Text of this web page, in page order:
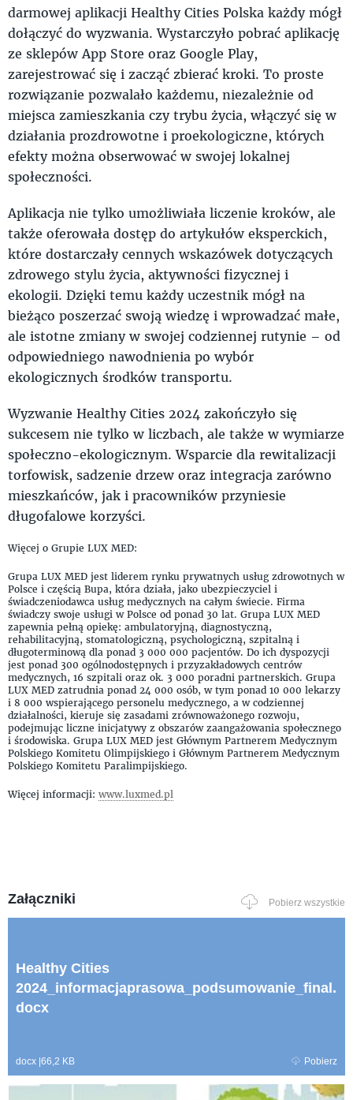
darmowej aplikacji Healthy Cities Polska każdy mógł
dołączyć do wyzwania. Wystarczyło pobrać aplikację
ze sklepów App Store oraz Google Play,
zarejestrować się i zacząć zbierać kroki. To proste
rozwiązanie pozwalało każdemu, niezależnie od
miejsca zamieszkania czy trybu życia, włączyć się w
działania prozdrowotne i proekologiczne, których
efekty można obserwować w swojej lokalnej
społeczności.
Aplikacja nie tylko umożliwiała liczenie kroków, ale
także oferowała dostęp do artykułów eksperckich,
które dostarczały cennych wskazówek dotyczących
zdrowego stylu życia, aktywności fizycznej i
ekologii. Dzięki temu każdy uczestnik mógł na
bieżąco poszerzać swoją wiedzę i wprowadzać małe,
ale istotne zmiany w swojej codziennej rutynie – od
odpowiedniego nawodnienia po wybór
ekologicznych środków transportu.
Wyzwanie Healthy Cities 2024 zakończyło się
sukcesem nie tylko w liczbach, ale także w wymiarze
społeczno-ekologicznym. Wsparcie dla rewitalizacji
torfowisk, sadzenie drzew oraz integracja zarówno
mieszkańców, jak i pracowników przyniesie
długofalowe korzyści.
Więcej o Grupie LUX MED:
Grupa LUX MED jest liderem rynku prywatnych usług zdrowotnych w
Polsce i częścią Bupa, która działa, jako ubezpieczyciel i
świadczeniodawca usług medycznych na całym świecie. Firma
świadczy swoje usługi w Polsce od ponad 30 lat. Grupa LUX MED
zapewnia pełną opiekę: ambulatoryjną, diagnostyczną,
rehabilitacyjną, stomatologiczną, psychologiczną, szpitalną i
długoterminową dla ponad 3 000 000 pacjentów. Do ich dyspozycji
jest ponad 300 ogólnodostępnych i przyzakładowych centrów
medycznych, 16 szpitali oraz ok. 3 000 poradni partnerskich. Grupa
LUX MED zatrudnia ponad 24 000 osób, w tym ponad 10 000 lekarzy
i 8 000 wspierającego personelu medycznego, a w codziennej
działalności, kieruje się zasadami zrównoważonego rozwoju,
podejmując liczne inicjatywy z obszarów zaangażowania społecznego
i środowiska. Grupa LUX MED jest Głównym Partnerem Medycznym
Polskiego Komitetu Olimpijskiego i Głównym Partnerem Medycznym
Polskiego Komitetu Paralimpijskiego.
Więcej informacji: www.luxmed.pl
Załączniki Pobierz wszystkie
Healthy Cities
2024_informacjaprasowa_podsumowanie_final.
docx
docx 66,2 KB Pobierz